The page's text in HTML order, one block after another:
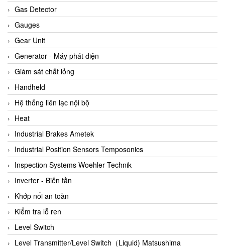
ARCA Regler
Arcos Hydraulik
Ardetem-Sfere-Vietnam
Argal
AS ENERGI
ASCO CO2
Asker
AT2E
ATC Pneumatic
ATEX System
ATI - IA
ATI (Analytical Technology Inc)
Atos
Atrax
Auma
Autec
Gas Detector
Gauges
Gear Unit
Generator - Máy phát điện
Giám sát chất lỏng
Handheld
Hệ thống liên lạc nội bộ
Heat
Industrial Brakes Ametek
Industrial Position Sensors Temposonics
Inspection Systems Woehler Technik
Inverter - Biến tần
Khớp nối an toàn
Kiểm tra lỗ ren
Level Switch
Level Transmitter/Level Switch（Liquid) Matsushima